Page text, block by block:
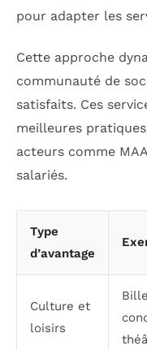
pour adapter les
Cette approche
communauté de
satisfaits. Ces
meilleures
acteurs comme
salariés.
Type
d’avantage
Culture et
loisirs